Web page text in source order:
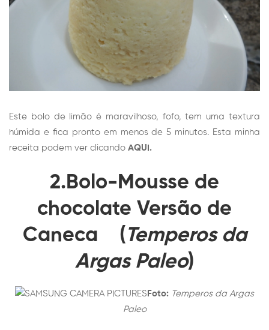
Este bolo de limão é maravilhoso, fofo, tem uma textura
húmida e fica pronto em menos de 5 minutos. Esta minha
receita podem ver clicando AQUI.
2.Bolo-Mousse de
chocolate Versão de
Caneca (Temperos da
Argas Paleo)
Foto: Temperos da Argas
Paleo